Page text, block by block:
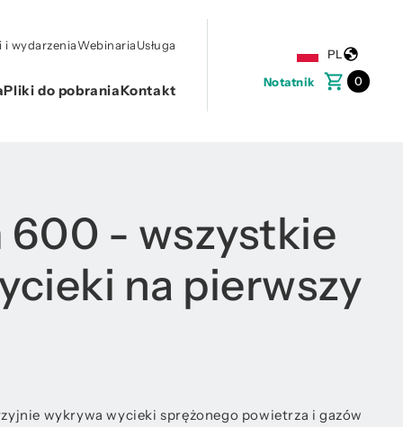
PL
Notatnik
0
wydarzeniaWebinariaUsługa
Pliki do pobraniaKontakt
600 - wszystkie
na pierwszy
wykrywa wycieki sprężonego powietrza i gazów